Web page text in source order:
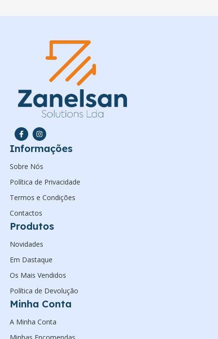
Informações
Sobre Nós
Política de Privacidade
Termos e Condições
Contactos
Produtos
Novidades
Em Dastaque
Os Mais Vendidos
Política de Devolução
Minha Conta
A Minha Conta